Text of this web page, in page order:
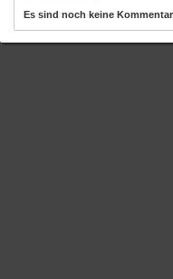
Es sind noch keine